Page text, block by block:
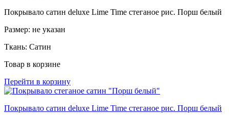
Покрывало сатин deluxe Lime Time стеганое рис. Порш белый
Размер: не указан
Ткань: Сатин
Товар в корзине
Перейти в корзину
Покрывало сатин deluxe Lime Time стеганое рис. Порш белый